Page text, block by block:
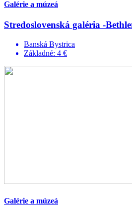
Galérie a múzeá
Stredoslovenská galéria -
Banská Bystrica
Základné: 4 €
Galérie a múzeá